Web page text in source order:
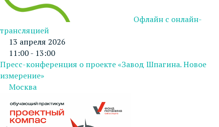
Офлайн с онлайн-
трансляцией
13 апреля 2026
11:00 - 13:00
Пресс-конференция о проекте «Завод Шпагина. Новое
измерение»
Москва